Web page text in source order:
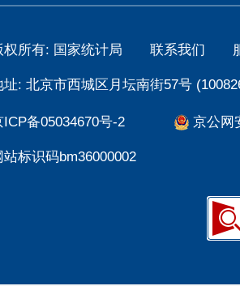
权所有: 国家统计局 联系我们
址: 北京市西城区月坛南街57号
ICP备05034670号-2 京公网
站标识码bm36000002